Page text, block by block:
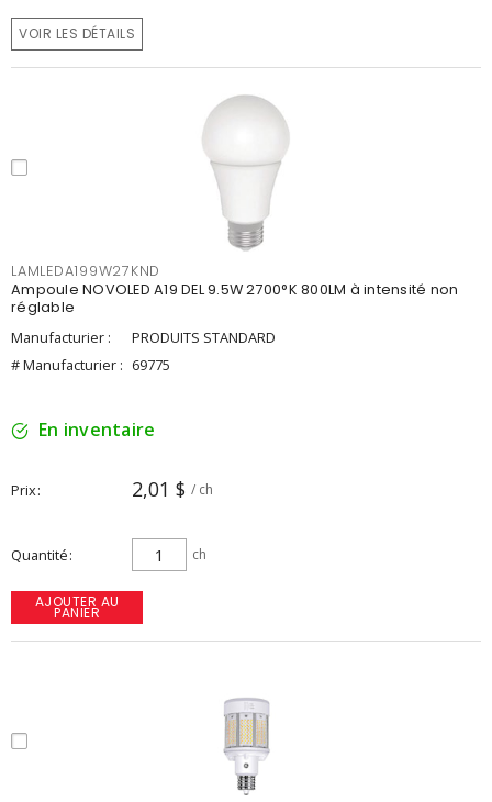
VOIR LES DÉTAILS
LAMLEDA199W27KND
Ampoule NOVOLED A19 DEL 9.5W 2700°K 800LM à intensité non
réglable
Manufacturier :
PRODUITS STANDARD
# Manufacturier : 69775
En inventaire
Prix 2,01 $ / ch
Quantité ch
AJOUTER AU
PANIER